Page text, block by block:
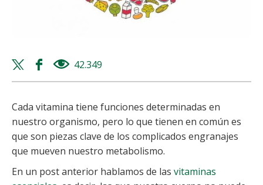
Twitter
share
Facebook
share
42.349
Cada vitamina tiene funciones determinadas en
nuestro organismo, pero lo que tienen en común es
que son piezas clave de los complicados engranajes
que mueven nuestro metabolismo.
En un post anterior hablamos de las vitaminas